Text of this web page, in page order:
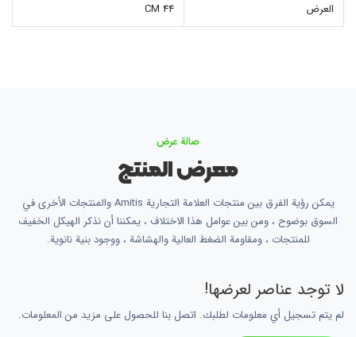
العرض 44 CM
صالة عرض
معرض المنتج
يمكن رؤية الفرق بين منتجات العلامة التجارية Amitis والمنتجات الأخرى في
السوق بوضوح ، ومن بين عوامل هذا الاختلاف ، يمكننا أن نذكر الهيكل الخفيف
للمنتجات ، ومقاومة الضغط العالية والهشاشة ، ووجود بنية نانوية.
لا توجد عناصر لعرضها!
لم يتم تسجيل أي معلومات لطلبك. اتصل بنا للحصول على مزيد من المعلومات.